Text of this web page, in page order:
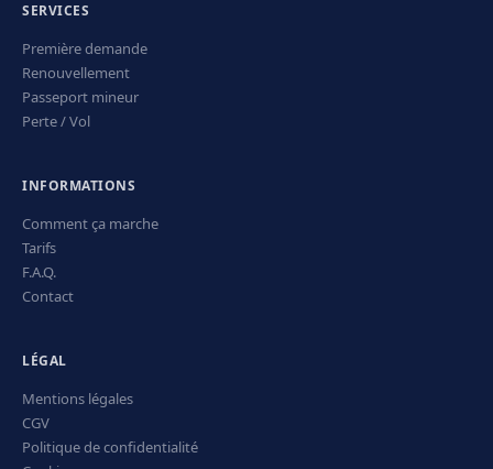
SERVICES
Première demande
Renouvellement
Passeport mineur
Perte / Vol
INFORMATIONS
Comment ça marche
Tarifs
F.A.Q.
Contact
LÉGAL
Mentions légales
CGV
Politique de confidentialité